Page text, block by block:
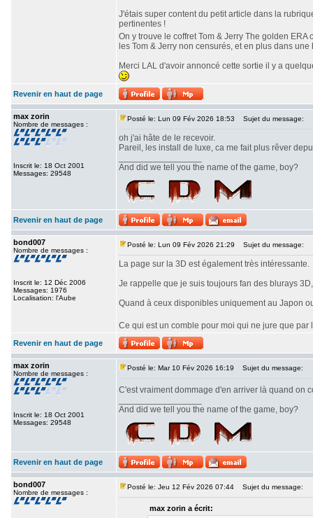
J'étais super content du petit article dans la
pertinentes !
On y trouve le coffret Tom & Jerry The golden
les Tom & Jerry non censurés, et en plus dans
Merci LAL d'avoir annoncé cette sortie il y a
Revenir en haut de page
max zorin
Nombre de messages :
Inscrit le: 18 Oct 2001
Messages: 29548
Posté le: Lun 09 Fév 2026 18:53 Sujet du message:
oh j'ai hâte de le recevoir.
Pareil, les install de luxe, ca me fait plus rêver
And did we tell you the name of the game, boy?
Revenir en haut de page
bond007
Nombre de messages :
Inscrit le: 12 Déc 2006
Messages: 1976
Localisation: l'Aube
Posté le: Lun 09 Fév 2026 21:29 Sujet du message:
La page sur la 3D est également très intéressante.
Je rappelle que je suis toujours fan des blurays
Quand à ceux disponibles uniquement au Japon
Ce qui est un comble pour moi qui ne jure que
Revenir en haut de page
max zorin
Nombre de messages :
Inscrit le: 18 Oct 2001
Messages: 29548
Posté le: Mar 10 Fév 2026 16:19 Sujet du message:
C'est vraiment dommage d'en arriver là quand on
And did we tell you the name of the game, boy?
Revenir en haut de page
bond007
Nombre de messages :
Posté le: Jeu 12 Fév 2026 07:44 Sujet du message:
max zorin a écrit: